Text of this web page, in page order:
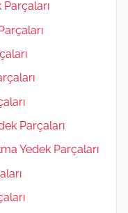
Parçaları
Parçaları
Yedek Parçaları